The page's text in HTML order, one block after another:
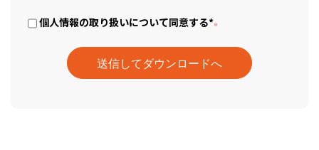
個人情報の取り扱いについて同意する*